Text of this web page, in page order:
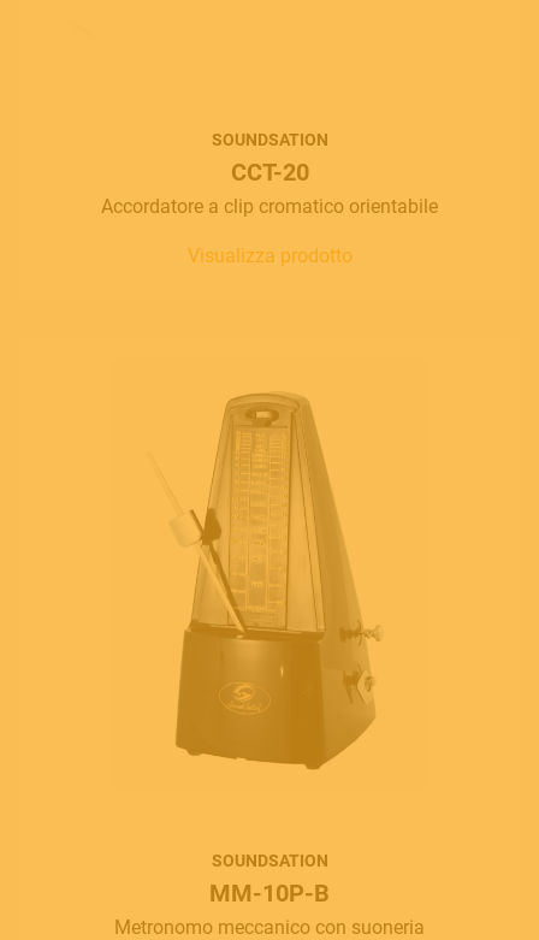
MUSICAL INSTRUMENTS
ACCESSORIES
SOUNDSATION
CCT-20
Accordatore a clip cromatico orientabile
Visualizza prodotto
SOUNDSATION
MM-10P-B
Metronomo meccanico con suoneria